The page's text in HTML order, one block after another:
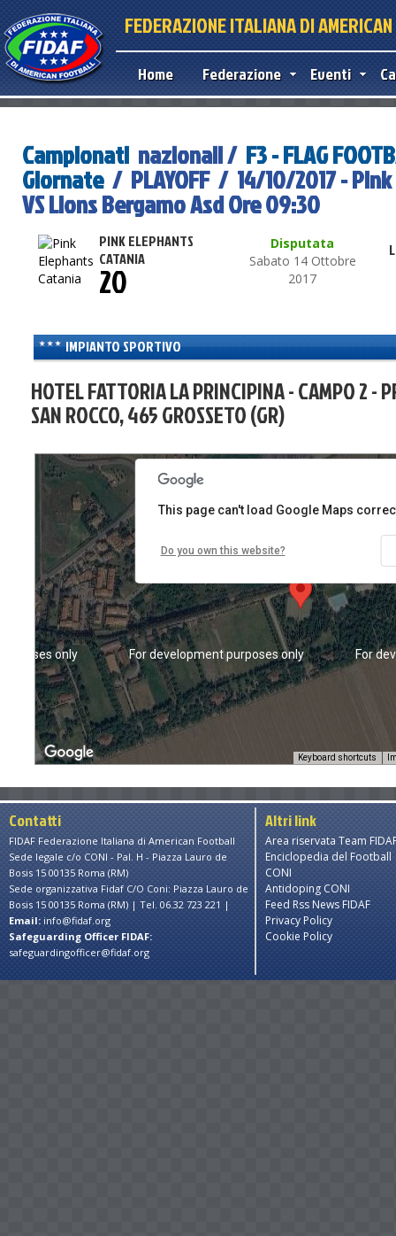
FEDERAZIONE ITALIANA DI
Home Federazione Eventi
Campionati nazionali / F3 - FLAG
Giornate/ PLAYOFF / 14/10/2017 -
VS Lions Bergamo Asd Ore 09:30
PINK ELEPHANTS
CATANIA
Disputata
Sabato 14 Ottobre
2017
20
IMPIANTO SPORTIVO
HOTEL FATTORIA LA PRINCIPINA - CAMPO 2 -
SAN ROCCO, 465 GROSSETO (GR)
For
For development purposes only
For development purposes only
only
only
Keyboard shortcuts
This page can't load Google Maps
Do you own this website?
Contatti
FIDAF Federazione Italiana di American Football
Sede legale c/o CONI - Pal. H - Piazza Lauro de
Bosis 15 00135 Roma (RM)
Sede organizzativa Fidaf C/O Coni: Piazza Lauro de
Bosis 15 00135 Roma (RM) | Tel. 06.32 723 221 |
Email: info@fidaf.org
Safeguarding Officer FIDAF:
safeguardingofficer@fidaf.org
Altri link
Area riservata Team
Enciclopedia del Football
CONI
Antidoping CONI
Feed Rss News FIDAF
Privacy Policy
Cookie Policy